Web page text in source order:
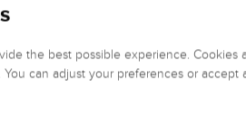
the best possible experience. Cookies
can adjust your preferences or accept